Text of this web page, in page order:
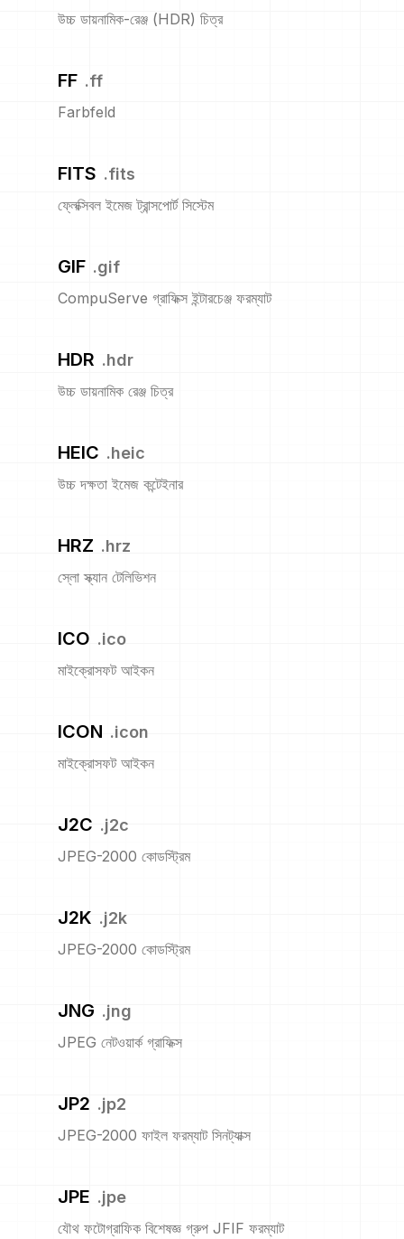
উচ্চ ডায়নামিক-রেঞ্জ (HDR) চিত্র
FF .ff
Farbfeld
FITS .fits
ফ্লেক্সিবল ইমেজ ট্রান্সপোর্ট সিস্টেম
GIF .gif
CompuServe গ্রাফিক্স ইন্টারচেঞ্জ ফরম্যাট
HDR .hdr
উচ্চ ডায়নামিক রেঞ্জ চিত্র
HEIC .heic
উচ্চ দক্ষতা ইমেজ কন্টেইনার
HRZ .hrz
স্লো স্ক্যান টেলিভিশন
ICO .ico
মাইক্রোসফট আইকন
ICON .icon
মাইক্রোসফট আইকন
J2C .j2c
JPEG-2000 কোডস্ট্রিম
J2K .j2k
JPEG-2000 কোডস্ট্রিম
JNG .jng
JPEG নেটওয়ার্ক গ্রাফিক্স
JP2 .jp2
JPEG-2000 ফাইল ফরম্যাট সিনট্যাক্স
JPE .jpe
যৌথ ফটোগ্রাফিক বিশেষজ্ঞ গ্রুপ JFIF ফরম্যাট